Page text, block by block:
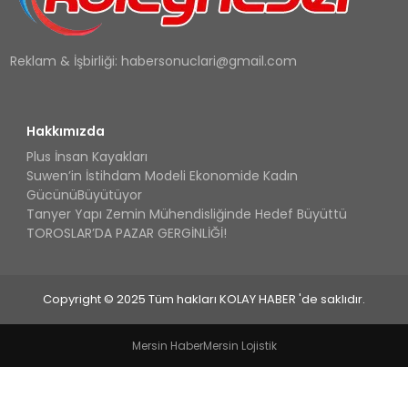
Reklam & İşbirliği: habersonuclari@gmail.com
Hakkımızda
Plus İnsan Kayakları
Suwen’in İstihdam Modeli Ekonomide Kadın
GücünüBüyütüyor
Tanyer Yapı Zemin Mühendisliğinde Hedef Büyüttü
TOROSLAR’DA PAZAR GERGİNLİĞİ!
Copyright © 2025 Tüm hakları KOLAY HABER 'de saklıdır.
Mersin HaberMersin Lojistik